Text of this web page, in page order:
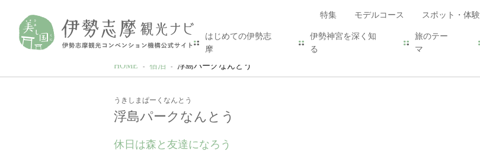
特集 モデルコース スポット・体験
はじめての伊勢志
摩
伊勢神宮を深く知
る
旅のテー
マ
HOME 宿泊 浮島パークなんとう
うきしまぱーくなんとう
浮島パークなんとう
休日は森と友達になろう